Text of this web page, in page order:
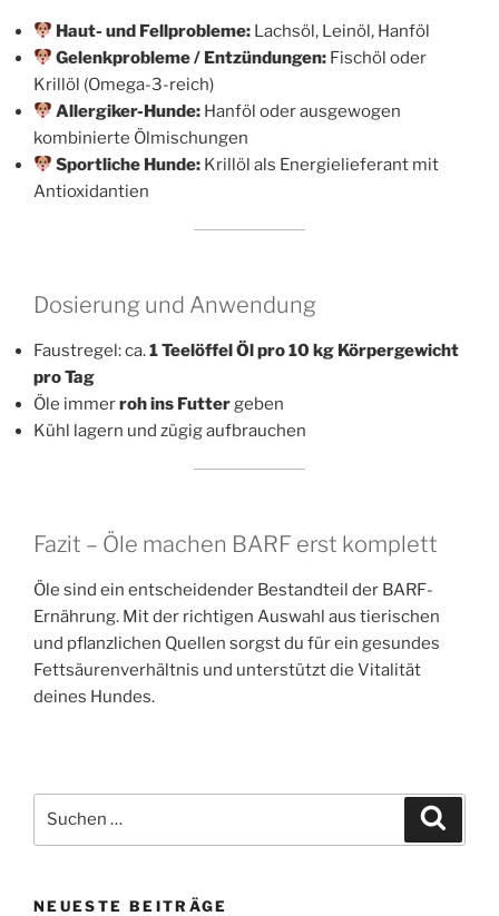
Haut- und Fellprobleme: Lachsöl, Leinöl, Hanföl
Gelenkprobleme / Entzündungen: Fischöl oder
Krillöl (Omega-3-reich)
Allergiker-Hunde: Hanföl oder ausgewogen
kombinierte Ölmischungen
Sportliche Hunde: Krillöl als Energielieferant mit
Antioxidantien
Dosierung und Anwendung
Faustregel: ca.1 Teelöffel Öl pro 10 kg Körpergewicht
pro Tag
Öle immerroh ins Futtergeben
Kühl lagern und zügig aufbrauchen
Fazit – Öle machen BARF erst komplett
Öle sind ein entscheidender Bestandteil der BARF-
Ernährung. Mit der richtigen Auswahl aus tierischen
und pflanzlichen Quellen sorgst du für ein gesundes
Fettsäurenverhältnis und unterstützt die Vitalität
deines Hundes.
nach:
NEUESTE BEITRÄGE